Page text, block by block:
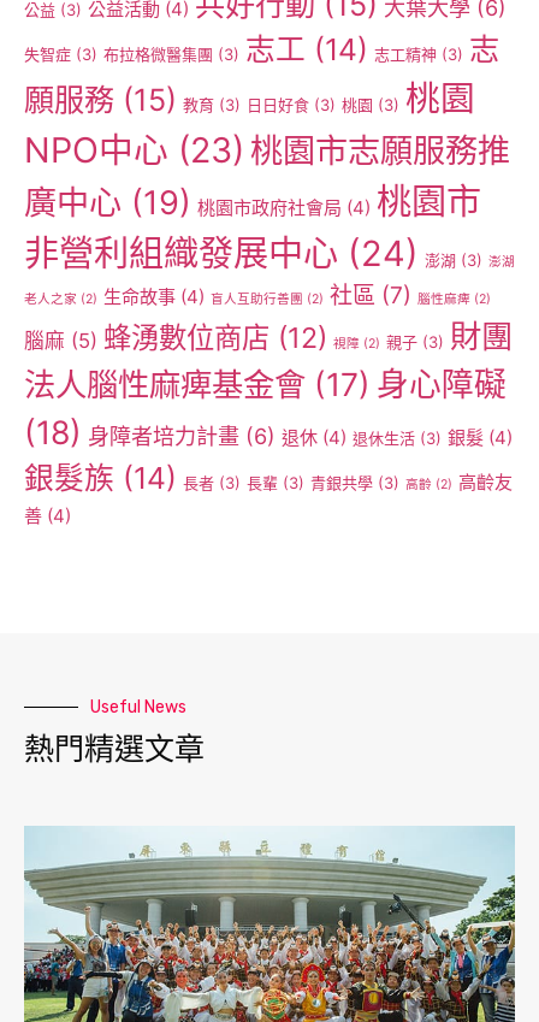
公益 (3) 公益活動 (4) 大葉大學 (6)
失智症 (3) 布拉格微醫集團 (3) 志工 (14) 志工精神 (3) 志
願服務 (15) 教育 (3) 日日好食 (3) 桃園 (3) 桃園
NPO中心 (23) 桃園市志願服務推
廣中心 (19) 桃園市政府社會局 (4) 桃園市
非營利組織發展中心 (24) 澎湖 (3) 澎湖
老人之家 (2) 生命故事 (4) 盲人互助行善團 (2) 社區 (7) 腦性麻痺 (2)
腦麻 (5) 蜂湧數位商店 (12) 視障 (2) 親子 (3) 財團
法人腦性麻痺基金會 (17) 身心障礙
(18) 身障者培力計畫 (6) 退休 (4) 退休生活 (3) 銀髮 (4)
銀髮族 (14) 長者 (3) 長輩 (3) 青銀共學 (3) 高齡 (2) 高齡友
善 (4)
Useful News
熱門精選文章